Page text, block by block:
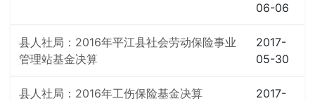
06-06
县人社局：2016年平江县社会劳动保险事业
管理站基金决算
2017-
05-30
县人社局：2016年工伤保险基金决算
2017-